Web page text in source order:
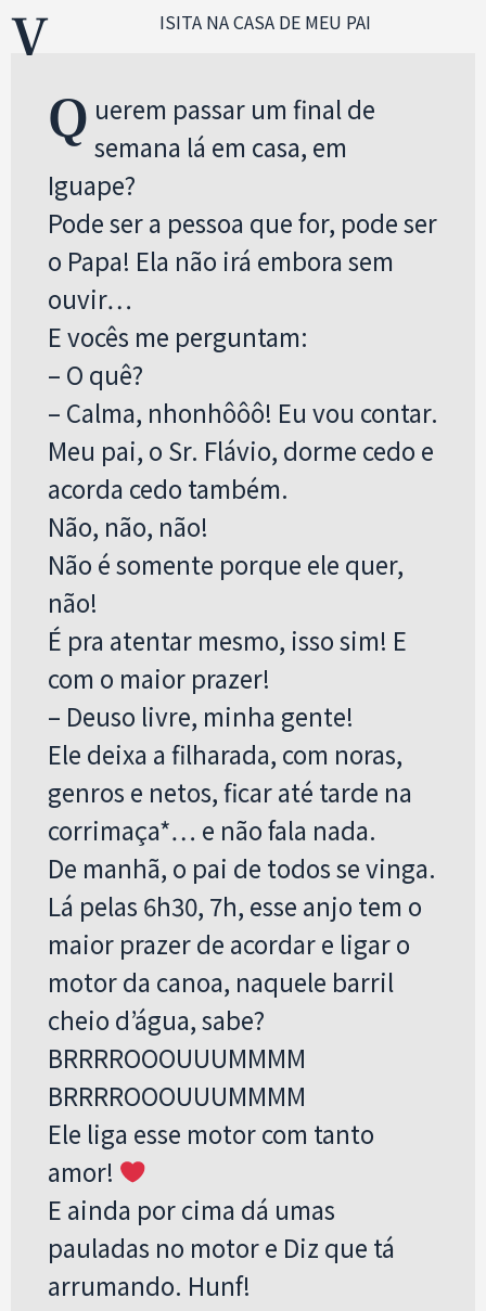
V ISITA NA CASA DE MEU PAI
Q uerem passar um final de
semana lá em casa, em
Iguape?
Pode ser a pessoa que for, pode ser
o Papa! Ela não irá embora sem
ouvir…
E vocês me perguntam:
– O quê?
– Calma, nhonhôôô! Eu vou contar.
Meu pai, o Sr. Flávio, dorme cedo e
acorda cedo também.
Não, não, não!
Não é somente porque ele quer,
não!
É pra atentar mesmo, isso sim! E
com o maior prazer!
– Deuso livre, minha gente!
Ele deixa a filharada, com noras,
genros e netos, ficar até tarde na
corrimaça*… e não fala nada.
De manhã, o pai de todos se vinga.
Lá pelas 6h30, 7h, esse anjo tem o
maior prazer de acordar e ligar o
motor da canoa, naquele barril
cheio d’água, sabe?
BRRRROOOUUUMMMM
BRRRROOOUUUMMMM
Ele liga esse motor com tanto
amor!
E ainda por cima dá umas
pauladas no motor e Diz que tá
arrumando. Hunf!